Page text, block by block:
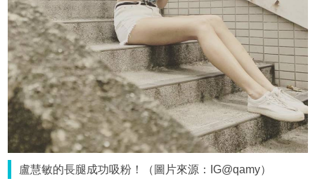
盧慧敏的長腿成功吸粉！（圖片來源：IG@qamy）